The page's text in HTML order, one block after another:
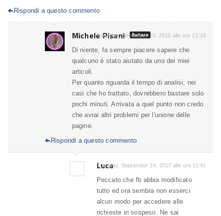
Rispondi a questo commento
Michele Pisani Autore
Saturday, December 19, 2015 alle ore 22:18
Di niente, fa sempre piacere sapere che
qualcuno è stato aiutato da uno dei miei
articoli.
Per quanto riguarda il tempo di analisi, nei
casi che ho trattato, dovrebbero bastare solo
pochi minuti. Arrivata a quel punto non credo
che avrai altri problemi per l'unione delle
pagine.
Rispondi a questo commento
Luca
Tuesday, September 19, 2017 alle ore 11:41
Peccato che fb abbia modificato
tutto ed ora sembra non esserci
alcun modo per accedere alle
richieste in sospeso. Ne sai